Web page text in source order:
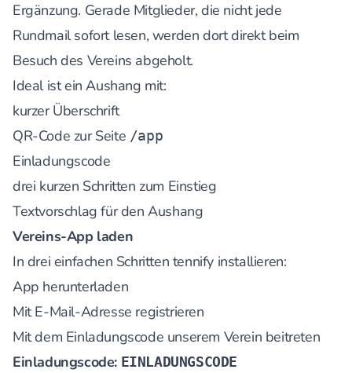
Ergänzung. Gerade Mitglieder, die nicht jede
Rundmail sofort lesen, werden dort direkt beim
Besuch des Vereins abgeholt.
Ideal ist ein Aushang mit:
kurzer Überschrift
QR-Code zur Seite /app
Einladungscode
drei kurzen Schritten zum Einstieg
Textvorschlag für den Aushang
Vereins-App laden
In drei einfachen Schritten tennify installieren:
App herunterladen
Mit E-Mail-Adresse registrieren
Mit dem Einladungscode unserem Verein beitreten
Einladungscode: EINLADUNGSCODE